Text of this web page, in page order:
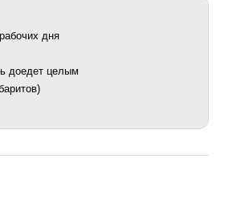
дня
доедет целым